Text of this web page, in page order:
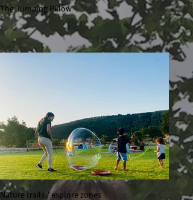
The Jumping Pillow
Nature trails / explore zones